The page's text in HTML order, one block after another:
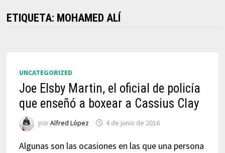
ETIQUETA: MOHAMED ALÍ
UNCATEGORIZED
Joe Elsby Martin, el oficial de policía
que enseñó a boxear a Cassius Clay
porAlfred López 4 de junio de 2016
Algunas son las ocasiones en las que una persona